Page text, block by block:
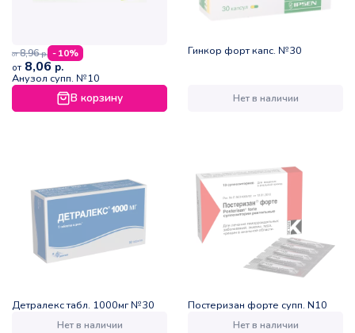
от 8,96р. - 10%
от 8,06 р.
Анузол супп. №10
В корзину
Гинкор форт капс. №30
Нет в наличии
Детралекс табл. 1000мг №30
Нет в наличии
Постеризан форте супп. N10
Нет в наличии